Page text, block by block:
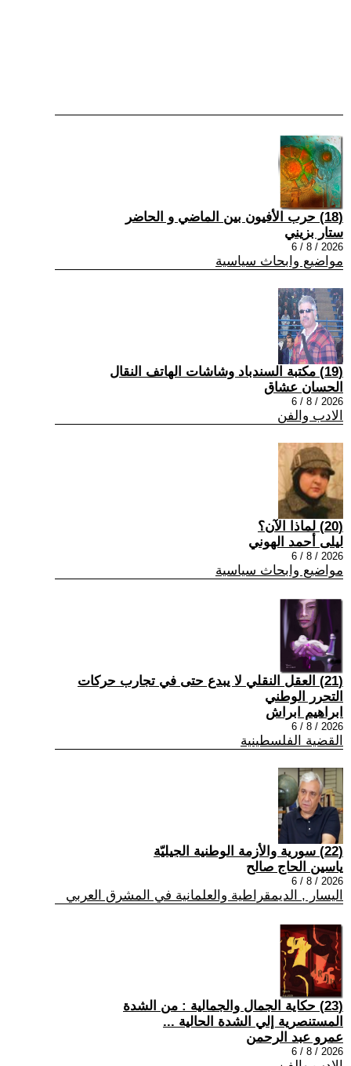
(18) حرب الأفيون بين الماضي و الحاضر
ستار بزيني
2026 / 8 / 6
مواضيع وابحاث سياسية
(19) مكتبة السندباد وشاشات الهاتف النقال
الحسان عشاق
2026 / 8 / 6
الادب والفن
(20) لماذا الآن؟
ليلى أحمد الهوني
2026 / 8 / 6
مواضيع وابحاث سياسية
(21) العقل النقلي لا يبدع حتى في تجارب حركات
التحرر الوطني
ابراهيم ابراش
2026 / 8 / 6
القضية الفلسطينية
(22) سورية والأزمة الوطنية الجيليّة
ياسين الحاج صالح
2026 / 8 / 6
اليسار , الديمقراطية والعلمانية في المشرق العربي
(23) حكاية الجمال والجمالية : من الشدة
المستنصرية إلي الشدة الحالية ...
عمرو عبد الرحمن
2026 / 8 / 6